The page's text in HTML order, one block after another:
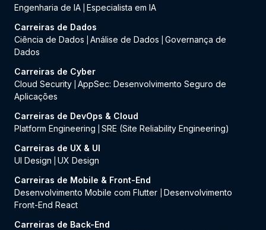
Engenharia de IA Especialista em IA
Carreiras de Dados
Ciência de Dados
Análise de Dados
Governança de
Dados
Carreiras de Cyber
Cloud Security AppSec: Desenvolvimento Seguro de
Aplicações
Carreiras de DevOps & Cloud
Platform Engineering
SRE (Site Reliability Engineering)
Carreiras de UX & UI
UI Design
UX Design
Carreiras de Mobile & Front-End
Desenvolvimento Mobile com Flutter
Desenvolvimento
Front-End React
Carreiras de Back-End